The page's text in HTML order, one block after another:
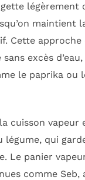
légèrement
maintient
Cette approche
excès
le paprika ou
cuisson vapeur
qui
Le panier
comme Seb,